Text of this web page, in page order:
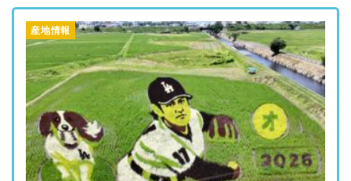
サステナビリティ
ブログ
プライバシーポリシー
産地情報